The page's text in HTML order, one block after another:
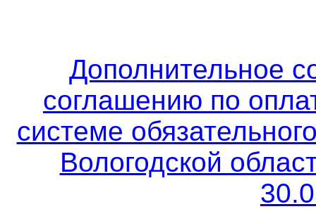
Дополнительное
соглашению по
системе
Вологодской